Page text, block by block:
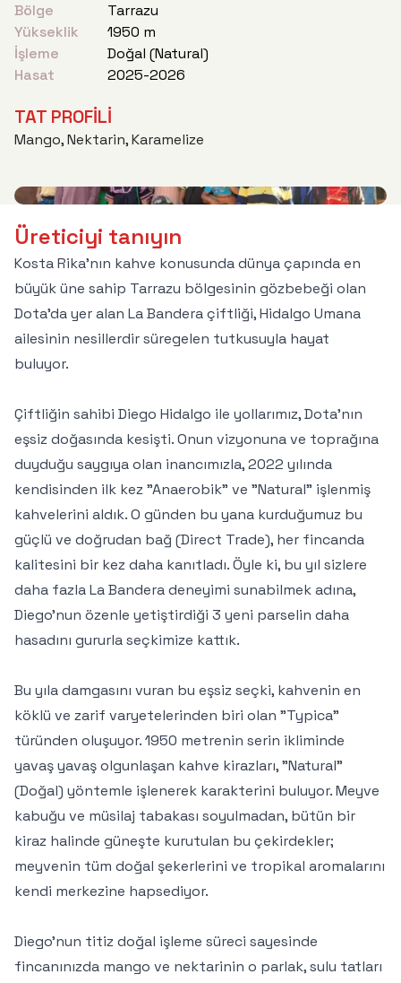
Bölge
Tarrazu
Yükseklik
1950 m
İşleme
Doğal (Natural)
Hasat
2025-2026
TAT PROFİLİ
Mango, Nektarin, Karamelize
Üreticiyi tanıyın
Kosta Rika'nın kahve konusunda dünya çapında en
büyük üne sahip Tarrazu bölgesinin gözbebeği olan
Dota'da yer alan La Bandera çiftliği, Hidalgo Umana
ailesinin nesillerdir süregelen tutkusuyla hayat
buluyor.
Çiftliğin sahibi Diego Hidalgo ile yollarımız, Dota'nın
eşsiz doğasında kesişti. Onun vizyonuna ve toprağına
duyduğu saygıya olan inancımızla, 2022 yılında
kendisinden ilk kez "Anaerobik" ve "Natural" işlenmiş
kahvelerini aldık. O günden bu yana kurduğumuz bu
güçlü ve doğrudan bağ (Direct Trade), her fincanda
kalitesini bir kez daha kanıtladı. Öyle ki, bu yıl sizlere
daha fazla La Bandera deneyimi sunabilmek adına,
Diego'nun özenle yetiştirdiği 3 yeni parselin daha
hasadını gururla seçkimize kattık.
Bu yıla damgasını vuran bu eşsiz seçki, kahvenin en
köklü ve zarif varyetelerinden biri olan "Typica"
türünden oluşuyor. 1950 metrenin serin ikliminde
yavaş yavaş olgunlaşan kahve kirazları, "Natural"
(Doğal) yöntemle işlenerek karakterini buluyor. Meyve
kabuğu ve müsilaj tabakası soyulmadan, bütün bir
kiraz halinde güneşte kurutulan bu çekirdekler;
meyvenin tüm doğal şekerlerini ve tropikal aromalarını
kendi merkezine hapsediyor.
Diego'nun titiz doğal işleme süreci sayesinde
fincanınızda mango ve nektarinin o parlak, sulu tatları